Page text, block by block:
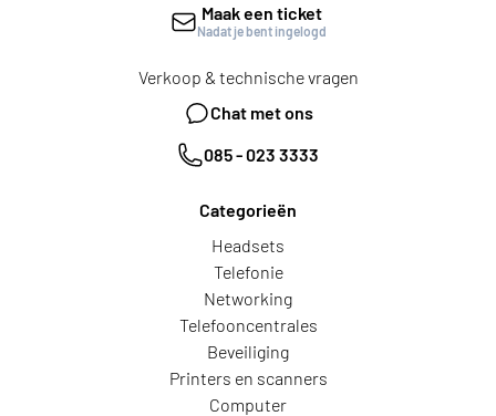
Maak een ticket
Nadat je bent ingelogd
Verkoop & technische vragen
Chat met ons
085 - 023 3333
Categorieën
Headsets
Telefonie
Networking
Telefooncentrales
Beveiliging
Printers en scanners
Computer